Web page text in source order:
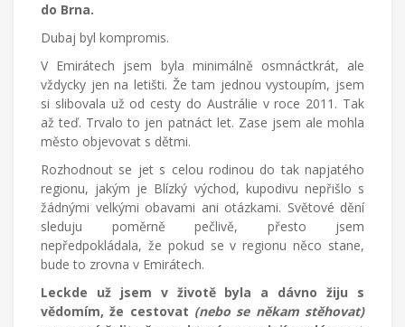
do Brna.
Dubaj byl kompromis.
V Emirátech jsem byla minimálně osmnáctkrát, ale
vždycky jen na letišti. Že tam jednou vystoupím, jsem
si slibovala už od cesty do Austrálie v roce 2011. Tak
až teď. Trvalo to jen patnáct let. Zase jsem ale mohla
město objevovat s dětmi.
Rozhodnout se jet s celou rodinou do tak napjatého
regionu, jakým je Blízký východ, kupodivu nepřišlo s
žádnými velkými obavami ani otázkami. Světové dění
sleduju poměrně pečlivě, přesto jsem
nepředpokládala, že pokud se v regionu něco stane,
bude to zrovna v Emirátech.
Leckde už jsem v životě byla a dávno žiju s
vědomím, že cestovat (nebo se někam stěhovat)